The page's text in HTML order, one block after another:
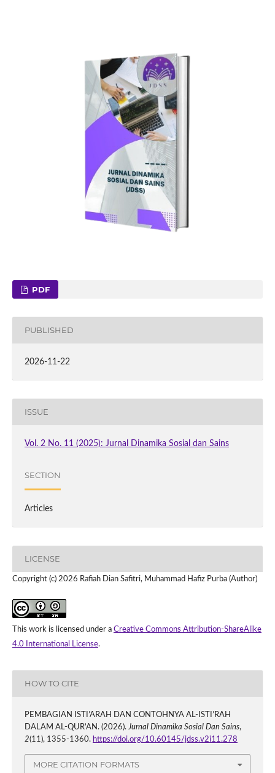
PDF
PUBLISHED
2026-11-22
ISSUE
Vol. 2 No. 11 (2025): Jurnal Dinamika Sosial dan Sains
SECTION
Articles
LICENSE
Copyright (c) 2026 Rafiah Dian Safitri, Muhammad Hafiz Purba (Author)
This work is licensed under a Creative Commons Attribution-ShareAlike
4.0 International License.
HOW TO CITE
PEMBAGIAN ISTI’ARAH DAN CONTOHNYA AL-ISTI’RAH
DALAM AL-QUR’AN. (2026).Jurnal Dinamika Sosial Dan Sains,
2(11), 1355-1360. https://doi.org/10.60145/jdss.v2i11.278
MORE CITATION FORMATS